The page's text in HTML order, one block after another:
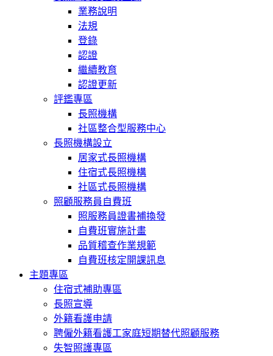
業務說明
法規
登錄
認證
繼續教育
認證更新
評鑑專區
長照機構
社區整合型服務中心
長照機構設立
居家式長照機構
住宿式長照機構
社區式長照機構
照顧服務員自費班
照服務員證書補換發
自費班實施計畫
品質稽查作業規範
自費班核定開課訊息
主題專區
住宿式補助專區
長照宣導
外籍看護申請
聘僱外籍看護工家庭短期替代照顧服務
失智照護專區